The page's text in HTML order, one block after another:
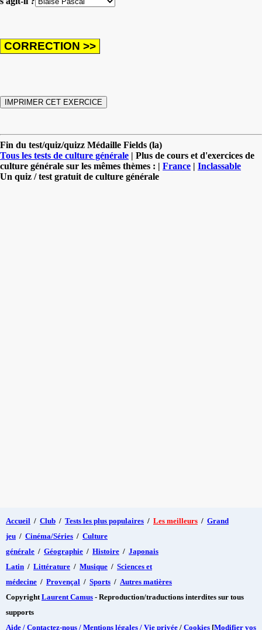
Fin du test/quiz/quizz Médaille Fields (la)
Tous les tests de culture générale | Plus de cours et d'exercices de
culture générale sur les mêmes thèmes : | France | Inclassable
Un quiz / test gratuit de culture générale
Accueil / Club / Tests les plus populaires / Les meilleurs / Grand
jeu / Cinéma/Séries / Culture
générale / Géographie / Histoire / Japonais
Latin / Littérature / Musique / Sciences et
médecine / Provençal / Sports / Autres matières
Copyright Laurent Camus - Reproduction/traductions interdites sur tous
supports
Aide / Contactez-nous / Mentions légales / Vie privée / Cookies [Modifier vos